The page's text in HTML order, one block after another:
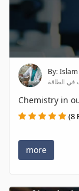
By:
Chemistry in
(8
more